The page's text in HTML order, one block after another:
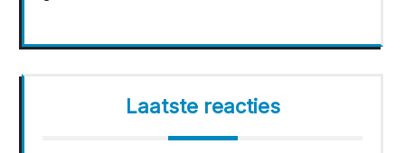
Laatste reacties